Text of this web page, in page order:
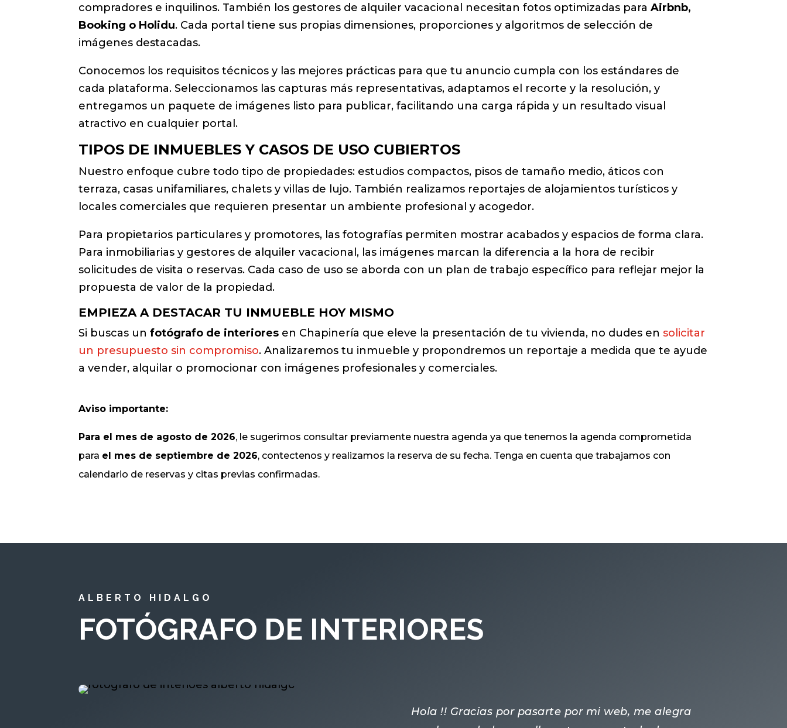
compradores e inquilinos. También los gestores de alquiler vacacional necesitan fotos optimizadas paraAirbnb,
Booking o Holidu. Cada portal tiene sus propias dimensiones, proporciones y algoritmos de selección de
imágenes destacadas.
Conocemos los requisitos técnicos y las mejores prácticas para que tu anuncio cumpla con los estándares de
cada plataforma. Seleccionamos las capturas más representativas, adaptamos el recorte y la resolución, y
entregamos un paquete de imágenes listo para publicar, facilitando una carga rápida y un resultado visual
atractivo en cualquier portal.
TIPOS DE INMUEBLES Y CASOS DE USO CUBIERTOS
Nuestro enfoque cubre todo tipo de propiedades: estudios compactos, pisos de tamaño medio, áticos con
terraza, casas unifamiliares, chalets y villas de lujo. También realizamos reportajes de alojamientos turísticos y
locales comerciales que requieren presentar un ambiente profesional y acogedor.
Para propietarios particulares y promotores, las fotografías permiten mostrar acabados y espacios de forma clara.
Para inmobiliarias y gestores de alquiler vacacional, las imágenes marcan la diferencia a la hora de recibir
solicitudes de visita o reservas. Cada caso de uso se aborda con un plan de trabajo específico para reflejar mejor la
propuesta de valor de la propiedad.
EMPIEZA A DESTACAR TU INMUEBLE HOY MISMO
Si buscas unfotógrafo de interiores en Chapinería que eleve la presentación de tu vivienda, no dudes ensolicitar
un presupuesto sin compromiso. Analizaremos tu inmueble y propondremos un reportaje a medida que te ayude
a vender, alquilar o promocionar con imágenes profesionales y comerciales.
Aviso importante:
Para el mes de agosto de 2026, le sugerimos consultar previamente nuestra agenda ya que tenemos la agenda comprometida
para el mes de septiembre de 2026, contectenos y realizamos la reserva de su fecha. Tenga en cuenta que trabajamos con
calendario de reservas y citas previas confirmadas.
ALBERTO HIDALGO
FOTÓGRAFO DE INTERIORES
Hola !! Gracias por pasarte por mi web, me alegra